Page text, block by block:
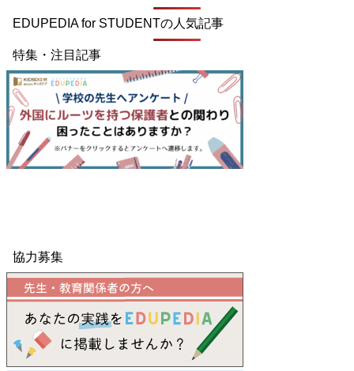
EDUPEDIA for STUDENTの人気記事
特集・注目記事
協力募集